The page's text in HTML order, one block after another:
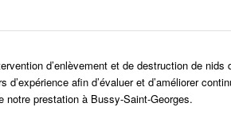
d’enlèvement et de destruction de
afin d’évaluer et d’améliorer
notre prestation à Bussy-Saint-Georges.